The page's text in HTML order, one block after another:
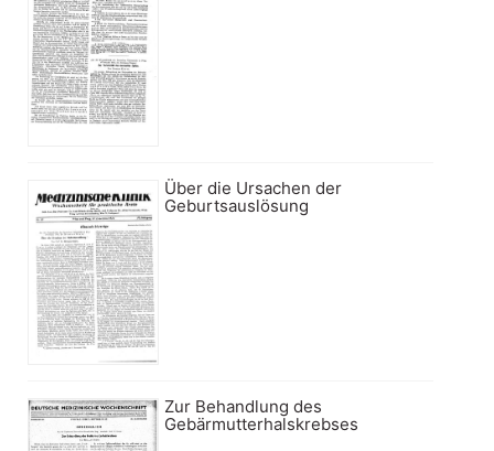
Über die Ursachen der
Geburtsauslösung
Zur Behandlung des
Gebärmutterhalskrebses